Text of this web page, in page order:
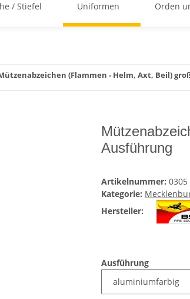
/ Stiefel Uniformen Orden
(Flammen - Helm, Axt, Beil)
Ausführung
Artikelnummer: 0305
Kategorie:
Hersteller:
Ausführung